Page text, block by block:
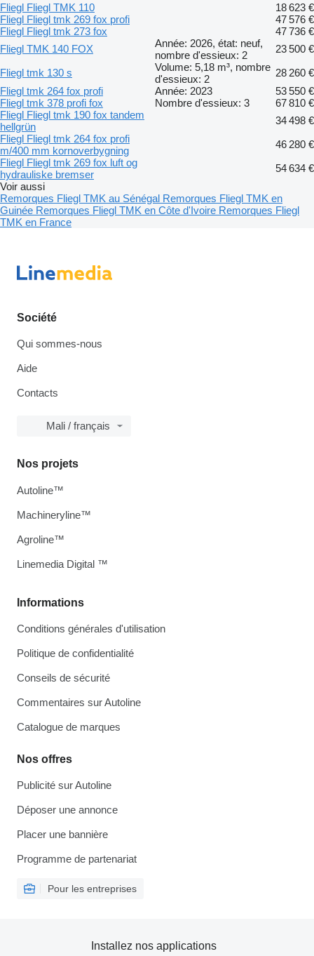
Fliegl Fliegl TMK 110
18 623 €
Fliegl Fliegl tmk 269 fox profi
47 576 €
Fliegl Fliegl tmk 273 fox
47 736 €
Fliegl TMK 140 FOX
Année: 2026, état: neuf,
nombre d'essieux: 2
23 500 €
Fliegl tmk 130 s
Volume: 5,18 m³, nombre
d'essieux: 2
28 260 €
Fliegl tmk 264 fox profi
Année: 2023
53 550 €
Fliegl tmk 378 profi fox
Nombre d'essieux: 3
67 810 €
Fliegl Fliegl tmk 190 fox tandem
hellgrün
34 498 €
Fliegl Fliegl tmk 264 fox profi
m/400 mm kornoverbygning
46 280 €
Fliegl Fliegl tmk 269 fox luft og
hydrauliske bremser
54 634 €
Voir aussi
Remorques Fliegl TMK au Sénégal Remorques Fliegl TMK en
Guinée Remorques Fliegl TMK en Côte d'Ivoire Remorques Fliegl
TMK en France
Société
Qui sommes-nous
Aide
Contacts
Mali / français
Informations
Conditions générales d'utilisation
Politique de confidentialité
Conseils de sécurité
Commentaires sur Autoline
Catalogue de marques
Nos offres
Publicité sur Autoline
Déposer une annonce
Placer une bannière
Programme de partenariat
Pour les entreprises
Nos projets
Autoline™
Machineryline™
Agroline™
Linemedia Digital ™
Installez nos applications